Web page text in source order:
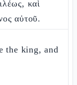
καὶ
αὐτοῦ.
the king, and